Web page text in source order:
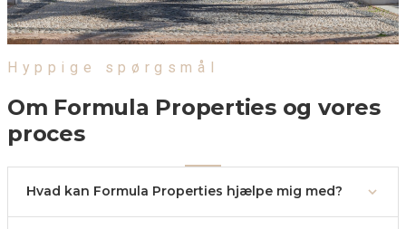
Vi er klar til at hjælpe dig hele vejen
Hyppige spørgsmål
Om Formula Properties og vores
proces
Hvad kan Formula Properties hjælpe mig med?